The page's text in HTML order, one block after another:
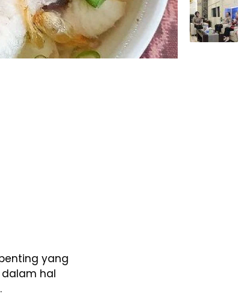
yang
hal